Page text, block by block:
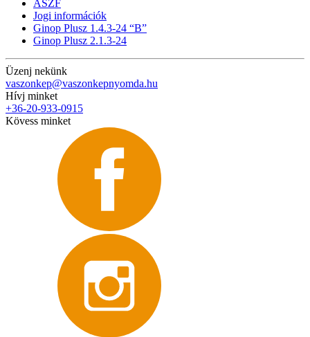
ÁSZF
Jogi információk
Ginop Plusz 1.4.3-24 “B”
Ginop Plusz 2.1.3-24
Üzenj nekünk
vaszonkep@vaszonkepnyomda.hu
Hívj minket
+36-20-933-0915
Kövess minket